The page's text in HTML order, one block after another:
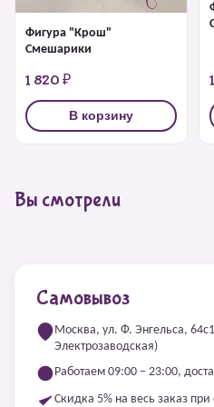
Фигура "Крош"
Смешарики
1 820 ₽
В корзину
Вы смотрели
Самовывоз
Москва, ул. Ф. Энгельса,
Электрозаводская)
Работаем 09:00 – 23:00,
Скидка 5% на весь заказ